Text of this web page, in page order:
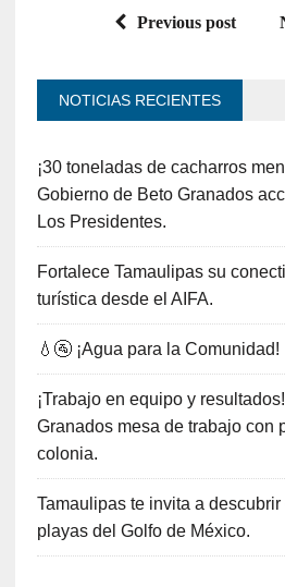
Previous post
NOTICIAS RECIENTES
¡30 toneladas de cacharros
Gobierno de Beto Granados
Los Presidentes.
Fortalece Tamaulipas su
turística desde el AIFA.
💧🚰 ¡Agua para la Comunidad!
¡Trabajo en equipo y
Granados mesa de trabajo con
colonia.
Tamaulipas te invita a
playas del Golfo de México.